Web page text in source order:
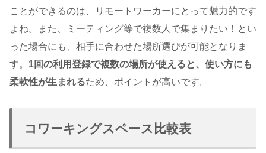
ことができるのは、リモートワーカーにとって魅力的です
よね。また、ミーティング等で複数人で集まりたい！とい
った場合にも、相手に合わせた場所選びが可能となりま
す。 1回の利用登録で複数の場所が使えると、使い方にも
柔軟性が生まれるため、ポイントが高いです。
コワーキングスペース比較表